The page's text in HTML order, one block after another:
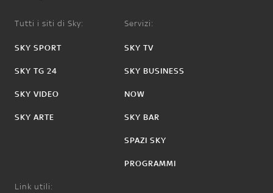
Tutti i siti di Sky:
SKY SPORT
SKY TG 24
SKY VIDEO
SKY ARTE
Servizi:
SKY TV
SKY BUSINESS
NOW
SKY BAR
SPAZI SKY
PROGRAMMI
Link utili: